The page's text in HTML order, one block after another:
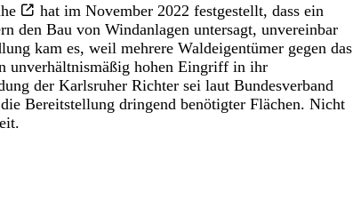
hat im November 2022 festgestellt, dass ein
den Bau von Windanlagen untersagt, unvereinbar
kam es, weil mehrere Waldeigentümer gegen das
unverhältnismäßig hohen Eingriff in ihr
der Karlsruher Richter sei laut Bundesverband
Bereitstellung dringend benötigter Flächen. Nicht